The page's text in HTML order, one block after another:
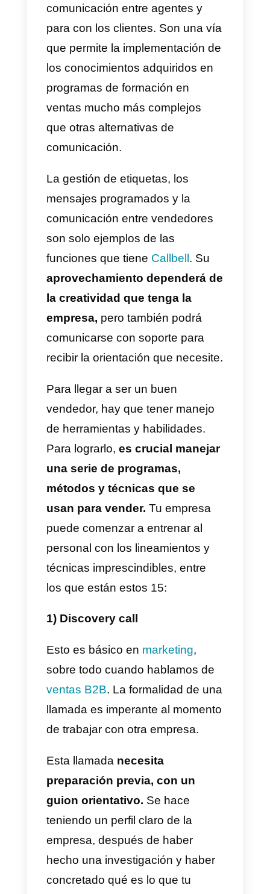
que se le da a los vendedores,
para que puedan atender a las
necesidades de los potenciales
clientes que llegan a la empresa.
Por supuesto,los avances
tecnológicos también
presentan considerables
ventajas para los vendedores
de empresas. El uso de un
Callbell
y mejora enormemente la
comunicación entre agentes y
para con los clientes. Son una
que permite la implementación
programas de formación en
ventas mucho más complejos
que otras alternativas de
comunicación.
La gestión de etiquetas, los
mensajes programados y la
comunicación entre vendedores
son solo ejemplos de las
aprovechamiento dependerá
la creatividad que tenga la
empresa,pero también podrá
comunicarse con soporte para
recibir la orientación que
Para llegar a ser un buen
vendedor, hay que tener manejo
de herramientas y habilidades.
Para lograrlo, es crucial manejar
una serie de programas,
métodos y técnicas que se